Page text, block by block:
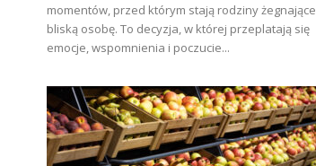
momentów, przed którym stają rodziny żegnające
bliską osobę. To decyzja, w której przeplatają się
emocje, wspomnienia i poczucie...